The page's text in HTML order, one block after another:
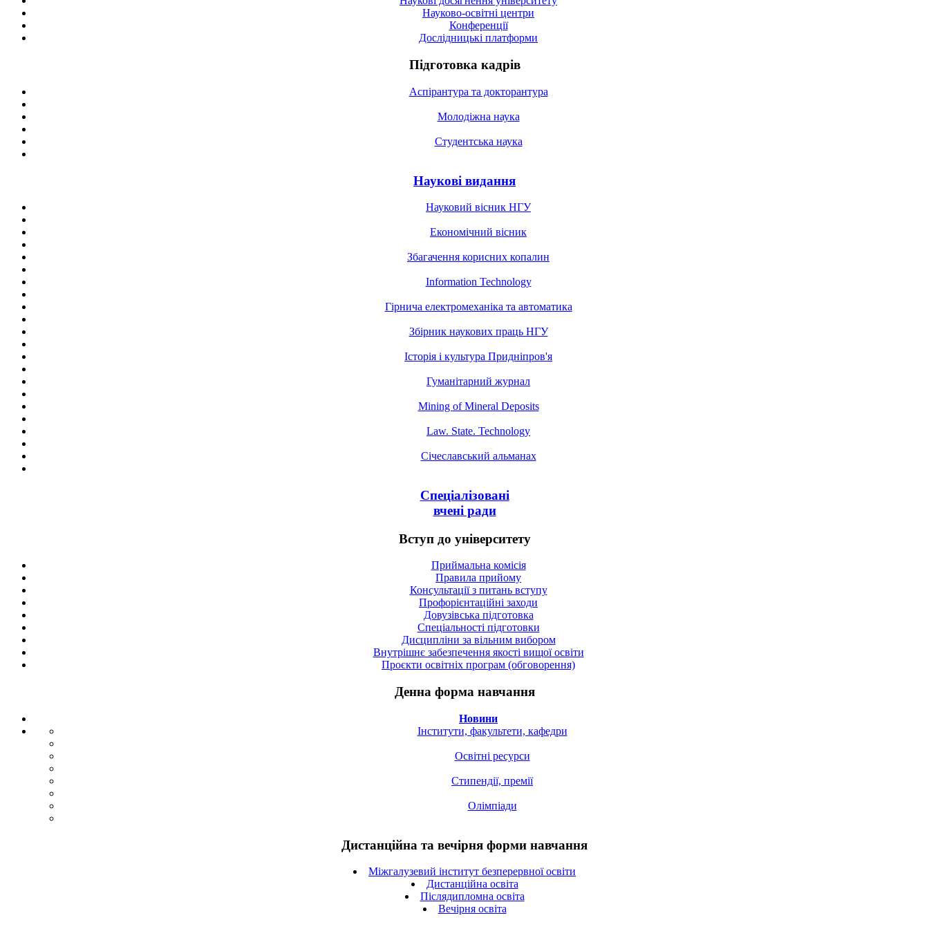
Науково-освітні центри
Конференції
Дослідницькі платформи
Підготовка кадрів
Аспірантура та докторантура
Молодіжна наука
Студентська наука
Наукові видання
Науковий вісник НГУ
Економічний вісник
Збагачення корисних копалин
Information Technology
Гірнича електромеханіка та автоматика
Збірник наукових праць НГУ
Історія і культура Придніпров'я
Гуманітарний журнал
Mining of Mineral Deposits
Law. State. Technology
Січеславський альманах
Спеціалізовані
вчені ради
Вступ до університету
Приймальна комісія
Правила прийому
Консультації з питань вступу
Профорієнтаційні заходи
Довузівська підготовка
Спецiальностi підготовки
Дисципліни за вільним вибором
Внутрішнє забезпечення якості вищої освіти
Проєкти освітніх програм (обговорення)
Денна форма навчання
Новини
Інститути, факультети, кафедри
Освітні ресурси
Стипендії, премії
Олімпіади
Дистанційна та вечірня форми навчання
Міжгалузевий інститут безперервної освіти
Дистанційна освіта
Післядипломна освіта
Вечірня освіта